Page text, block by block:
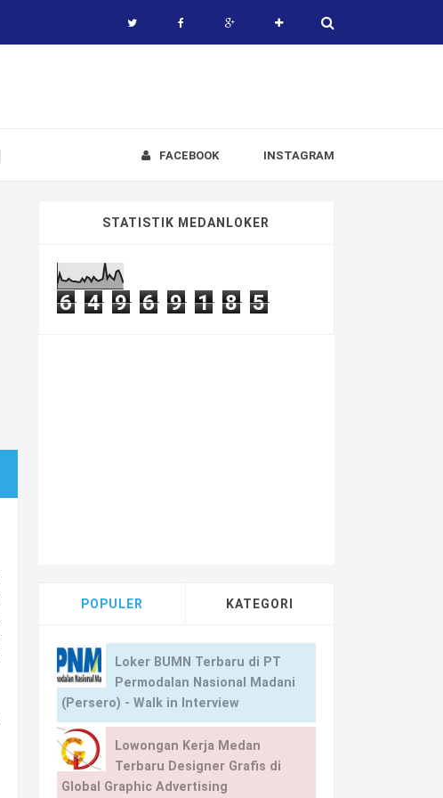
INSTAGRAM
FACEBOOK
STATISTIK MEDANLOKER
6 4 9 6 9 1 8 5
POPULER KATEGORI
Loker BUMN Terbaru di PT
Permodalan Nasional Madani
(Persero) - Walk in Interview
Lowongan Kerja Medan
Terbaru Designer Grafis di
Global Graphic Advertising